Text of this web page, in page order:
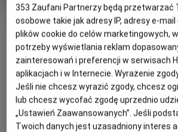
OBSERWUJ
Gatunek
Animowany
Czas
trwania
85 min
OPIS WYDARZENIA
Zapraszamy na kolejną porcję
nowej odsłonie - Filmowe Poranki:
2, w niedzielę21 czerwca o godzinie
353 Zaufani Partnerzy będą przetwarzać
osobowe takie jak adresy IP, adresy e-
plików cookie do celów marketingowych,
potrzeby wyświetlania reklam
zainteresowań i preferencji w serwisach
aplikacjach i w Internecie. Wyrażenie
Jeśli nie chcesz wyrazić zgody, chcesz
lub chcesz wycofać zgodę uprzednio
„Ustawień Zaawansowanych”. Jeśli
Twoich danych jest uzasadniony interes